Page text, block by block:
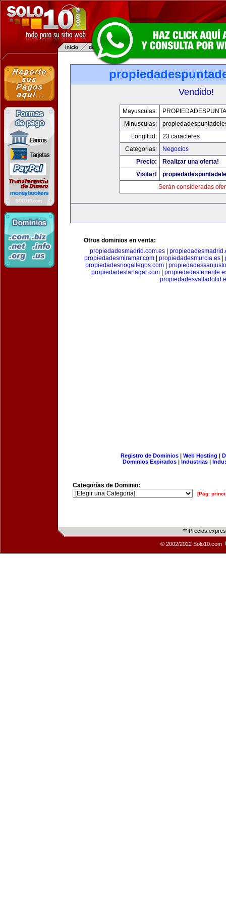
Vendido!
Mayusculas:
Minusculas:
Longitud:
23 caracteres
Categorias:
Negocios
Precio:
Realizar una oferta!
Visitar!
Serán consideradas
Otros dominios en venta:
propiedadesmadrid.com.es
propiedadesmiramar.com
propiedadesmurcia.es
propiedadesriogallegos.com|
propiedadestartagal.com|
Registro de Dominios| Web Hosting |
Dominios Expirados | Industrias |
Categorías de Dominio:
[Pág.
** Precios
© 2002/2022 Solo10.com